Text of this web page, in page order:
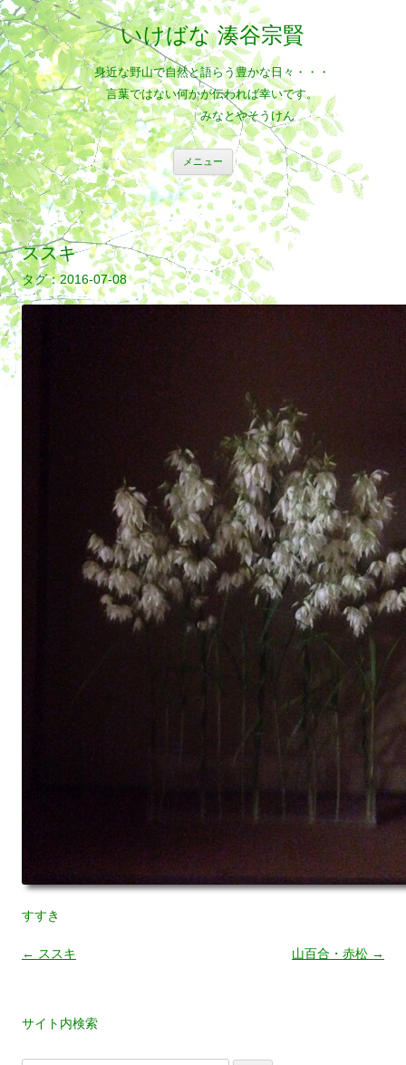
いけばな 湊谷宗賢
身近な野山で自然と語らう豊かな日々・・・
言葉ではない何かが伝われば幸いです。
みなとやそうけん
メニュー
コ
ン
テ
ン
ツ
へ
ス
キ
ッ
プ
ススキ
2016-07-08
すすき
投
ナ
ビ
← ススキ 山百合・赤松 →
サイト内検索